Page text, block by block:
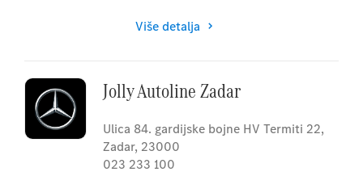
Više detalja
Jolly Autoline Zadar
Ulica 84. gardijske bojne HV Termiti 22,
Zadar, 23000
023 233 100